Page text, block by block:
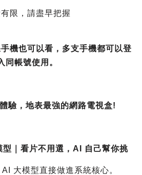
限，請盡早把握
機也可以看，多支手機都可以登
同帳號使用。
驗，地表最強的網路電視盒!
型｜看片不用選，AI 自己幫你挑
大模型直接做進系統核心。